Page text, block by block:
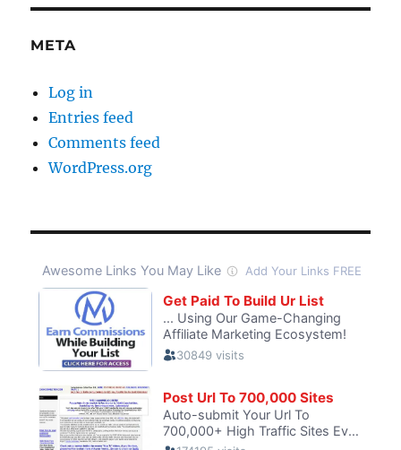
META
Log in
Entries feed
Comments feed
WordPress.org